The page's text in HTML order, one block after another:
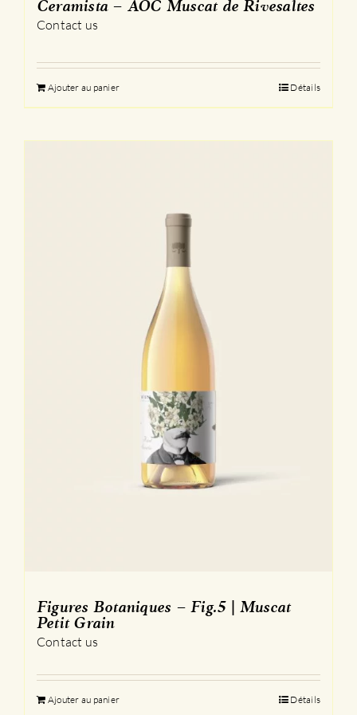
Ceramista – AOC Muscat de Rivesaltes
Contact us
Ajouter au panier Détails
Figures Botaniques – Fig.5 | Muscat
Petit Grain
Contact us
Ajouter au panier Détails